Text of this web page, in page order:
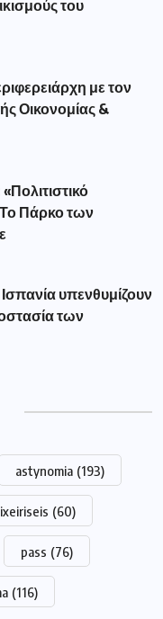
του
με τον
Οικονομίας &
Πάρκο των
υπενθυμίζουν
των
astynomia (193)
(60)
pass (76)
(116)